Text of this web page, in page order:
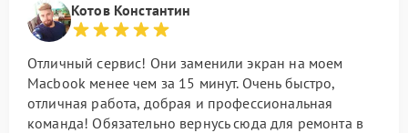
Котов Константин
Отличный сервис! Они заменили экран на моем
Macbook менее чем за 15 минут. Очень быстро,
отличная работа, добрая и профессиональная
команда! Обязательно вернусь сюда для ремонта в